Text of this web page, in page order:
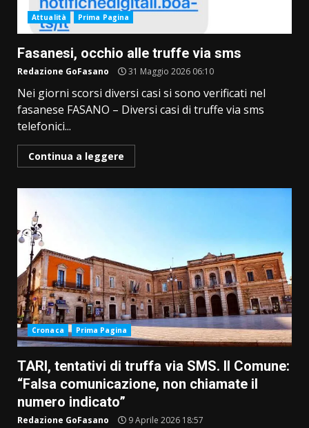
Attualità Prima Pagina
Fasanesi, occhio alle truffe via sms
Redazione GoFasano 31 Maggio 2026 06:10
Nei giorni scorsi diversi casi si sono verificati nel
fasanese FASANO – Diversi casi di truffe via sms
telefonici...
Continua a leggere
Cronaca Prima Pagina
TARI, tentativi di truffa via SMS. Il Comune:
“Falsa comunicazione, non chiamate il
numero indicato”
Redazione GoFasano 9 Aprile 2026 18:57